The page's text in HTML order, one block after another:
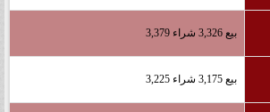
بيع 3,326 شراء 3,379
بيع 3,175 شراء 3,225